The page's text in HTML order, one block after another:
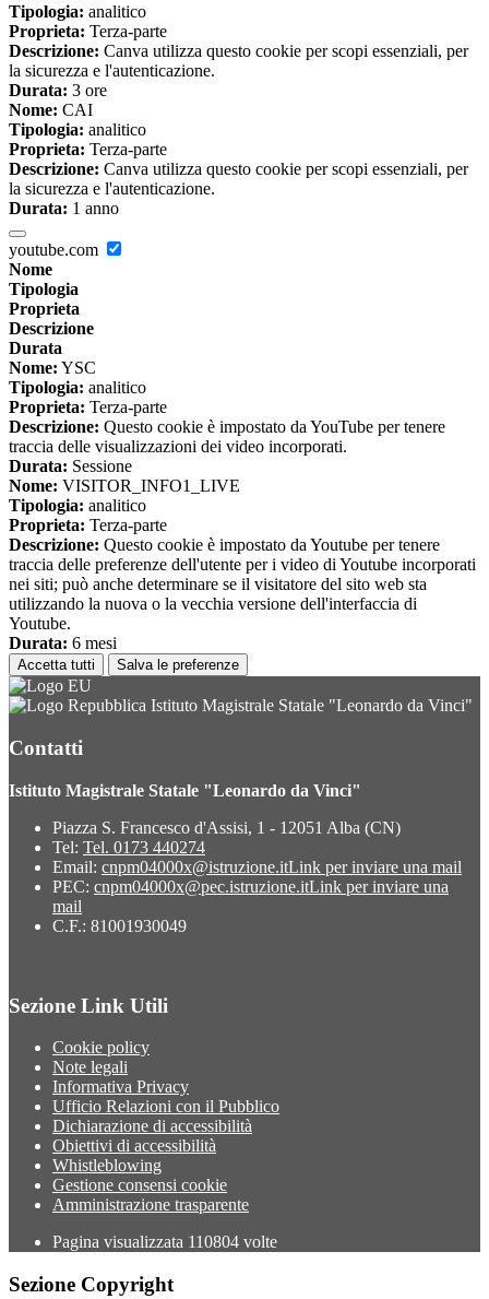
Tipologia: analitico
Proprieta: Terza-parte
Descrizione: Canva utilizza questo cookie per scopi essenziali, per
la sicurezza e l'autenticazione.
Durata: 3 ore
Nome: CAI
Tipologia: analitico
Proprieta: Terza-parte
Descrizione: Canva utilizza questo cookie per scopi essenziali, per
la sicurezza e l'autenticazione.
Durata: 1 anno
youtube.com
Nome
Tipologia
Proprieta
Descrizione
Durata
Nome: YSC
Tipologia: analitico
Proprieta: Terza-parte
Descrizione: Questo cookie è impostato da YouTube per tenere
traccia delle visualizzazioni dei video incorporati.
Durata: Sessione
Nome: VISITOR_INFO1_LIVE
Tipologia: analitico
Proprieta: Terza-parte
Descrizione: Questo cookie è impostato da Youtube per tenere
traccia delle preferenze dell'utente per i video di Youtube incorporati
nei siti; può anche determinare se il visitatore del sito web sta
utilizzando la nuova o la vecchia versione dell'interfaccia di
Youtube.
Durata: 6 mesi
Accetta tutti Salva le preferenze
Istituto Magistrale Statale "Leonardo da Vinci"
Contatti
Istituto Magistrale Statale "Leonardo da Vinci"
Piazza S. Francesco d'Assisi, 1 - 12051 Alba (CN)
Tel: Tel. 0173 440274
Email: cnpm04000x@istruzione.itLink per inviare una mail
PEC: cnpm04000x@pec.istruzione.itLink per inviare una
mail
C.F.: 81001930049
Sezione Link Utili
Cookie policy
Note legali
Informativa Privacy
Ufficio Relazioni con il Pubblico
Dichiarazione di accessibilità
Obiettivi di accessibilità
Whistleblowing
Gestione consensi cookie
Amministrazione trasparente
Pagina visualizzata 110804 volte
Sezione Copyright